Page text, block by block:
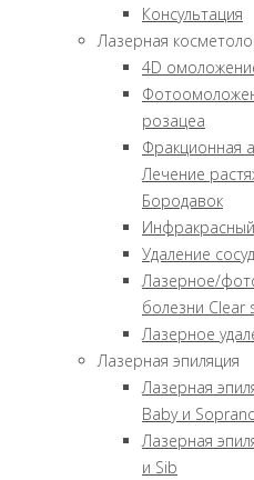
Консультация
Лазерная
4D
розацеа
Фракционная
Лечение
Бородавок
Удаление
Лазерное/
болезни Clear
Лазерное
Лазерная эпиляция
Лазерная
Baby и
Лазерная
и Sib